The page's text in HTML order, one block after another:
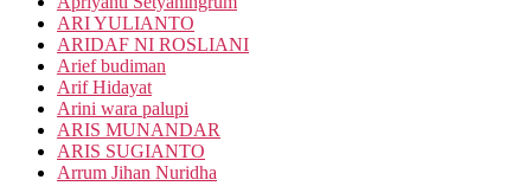
ARI YULIANTO
ARIDAF NI ROSLIANI
Arief budiman
Arif Hidayat
Arini wara palupi
ARIS MUNANDAR
ARIS SUGIANTO
Arrum Jihan Nuridha